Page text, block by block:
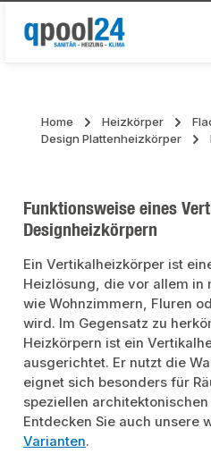
Zum Hauptinhalt springen
Home Heizkörper
Design Plattenheizkörper
Funktionsweise eines
Designheizkörpern
Ein Vertikalheizkörper ist
Heizlösung, die vor allem in
wie Wohnzimmern, Fluren
wird. Im Gegensatz zu
Heizkörpern ist ein
ausgerichtet. Er nutzt die
eignet sich besonders für
speziellen
Entdecken Sie auch unsere
Varianten.